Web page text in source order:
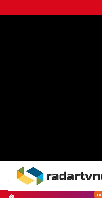
to